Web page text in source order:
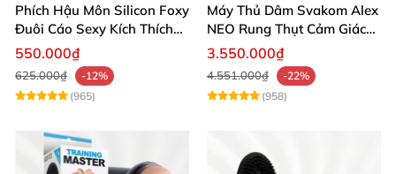
Phích Hậu Môn Silicon Foxy
Đuôi Cáo Sexy Kích Thích
Đỉnh Cao
550.000₫
625.000₫
-12%
(965)
Máy Thủ Dâm Svakom Alex
NEO Rung Thụt Cảm Giác
Thật, App Điều Khiển
3.550.000₫
4.551.000₫
-22%
(958)